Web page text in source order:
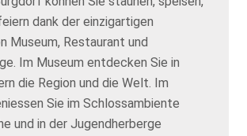
dank der einzigartigen
Museum, Restaurant und
Im Museum entdecken Sie in
die Region und die Welt. Im
Sie im Schlossambiente
und in der Jugendherberge